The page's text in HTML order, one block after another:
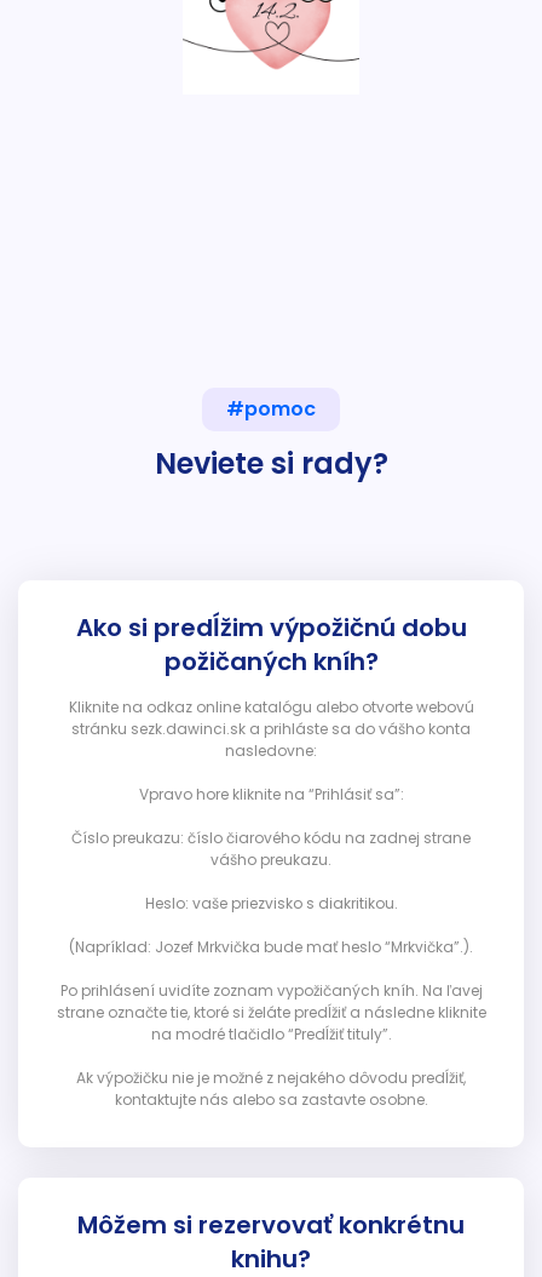
#pomoc
Neviete si rady?
Ako si predĺžim výpožičnú dobu
požičaných kníh?
Kliknite na odkaz online katalógu alebo otvorte webovú
stránku sezk.dawinci.sk a prihláste sa do vášho konta
nasledovne:
Vpravo hore kliknite na “Prihlásiť sa”:
Číslo preukazu: číslo čiarového kódu na zadnej strane
vášho preukazu.
Heslo: vaše priezvisko s diakritikou.
(Napríklad: Jozef Mrkvička bude mať heslo “Mrkvička”.).
Po prihlásení uvidíte zoznam vypožičaných kníh. Na ľavej
strane označte tie, ktoré si želáte predĺžiť a následne kliknite
na modré tlačidlo “Predĺžiť tituly”.
Ak výpožičku nie je možné z nejakého dôvodu predĺžiť,
kontaktujte nás alebo sa zastavte osobne.
Môžem si rezervovať konkrétnu
knihu?